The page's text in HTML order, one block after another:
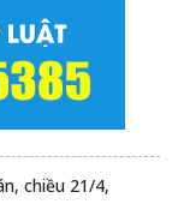
chiều 21/4,